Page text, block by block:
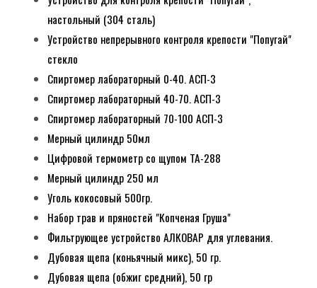
настольный (304 сталь)
Устройство непрерывного контроля крепости "Попугай"
стекло
Спиртомер лабораторный 0-40. АСП-3
Спиртомер лабораторный 40-70. АСП-3
Спиртомер лабораторный 70-100 АСП-3
Мерный цилиндр 50мл
Цифровой термометр со щупом ТА-288
Мерный цилиндр 250 мл
Уголь кокосовый 500гр.
Набор трав и пряностей "Копченая Груша"
Фильтрующее устройство АЛКОВАР для углевания.
Дубовая щепа (коньячный микс), 50 гр.
Дубовая щепа (обжиг средний), 50 гр